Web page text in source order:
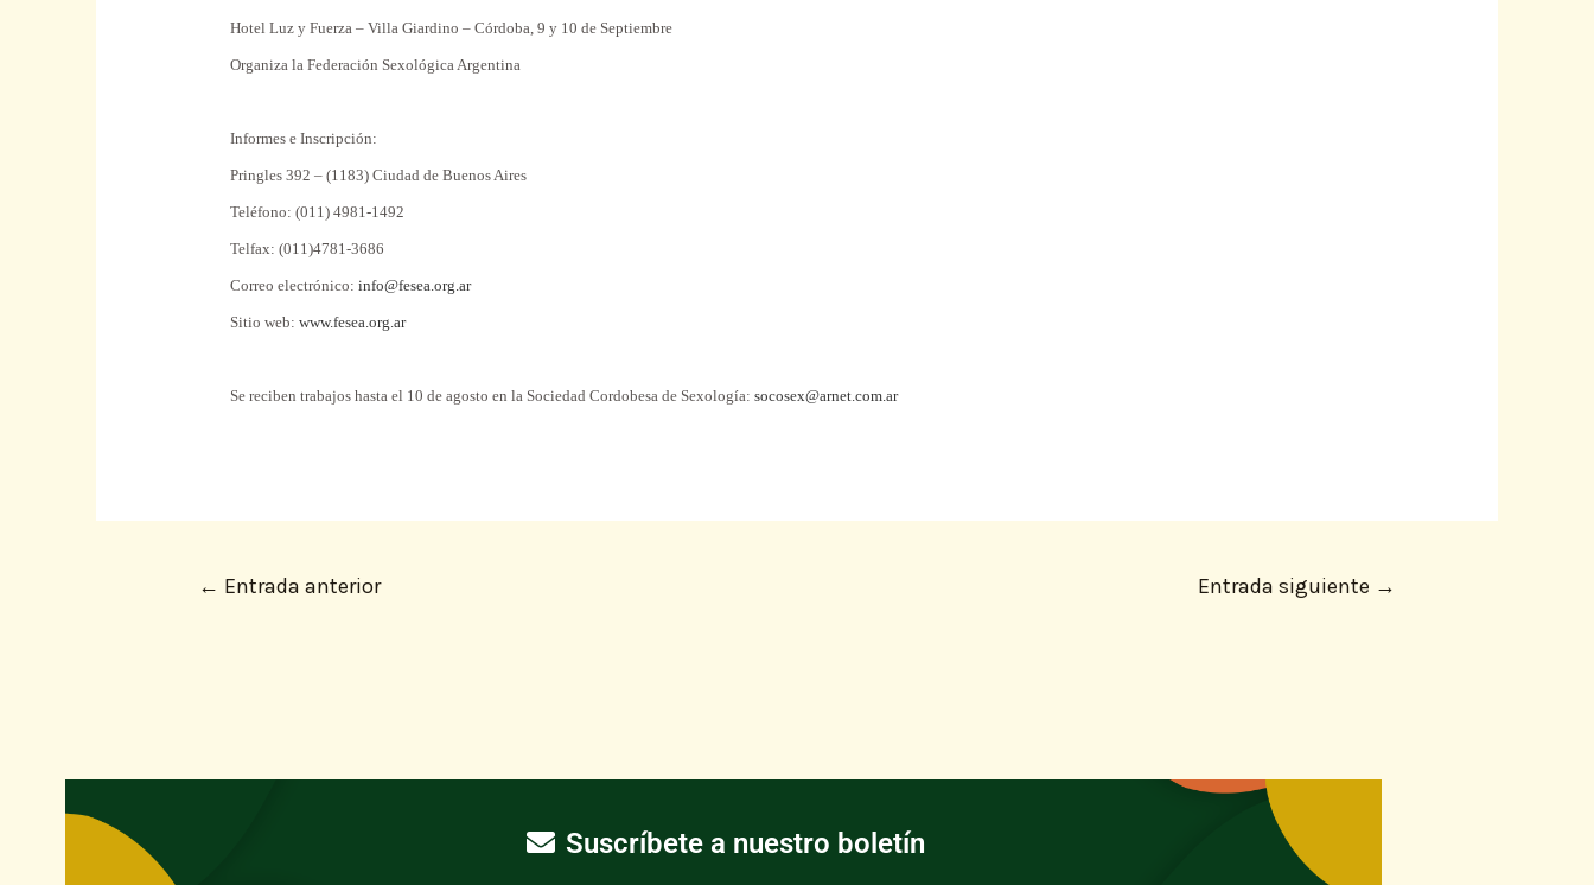
Hotel Luz y Fuerza – Villa Giardino – Córdoba, 9 y 10 de Septiembre
Organiza la Federación Sexológica Argentina
Informes e Inscripción:
Pringles 392 – (1183) Ciudad de Buenos Aires
Teléfono: (011) 4981-1492
Telfax: (011)4781-3686
Correo electrónico:info@fesea.org.ar
Sitio web:www.fesea.org.ar
Se reciben trabajos hasta el 10 de agosto en la Sociedad Cordobesa de Sexología:socosex@arnet.com.ar
← Entrada anterior Entrada siguiente →
Suscríbete a nuestro boletín